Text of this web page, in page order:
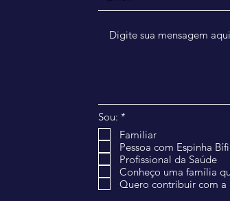
Sou: *
r
i
g
a
t
ó
Familiar
Pessoa com Espinha
Profissional da Saúde
Conheço uma família
Quero contribuir com a